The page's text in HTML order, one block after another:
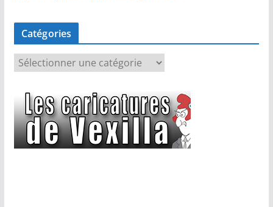
Catégories
a
é
g
o
r